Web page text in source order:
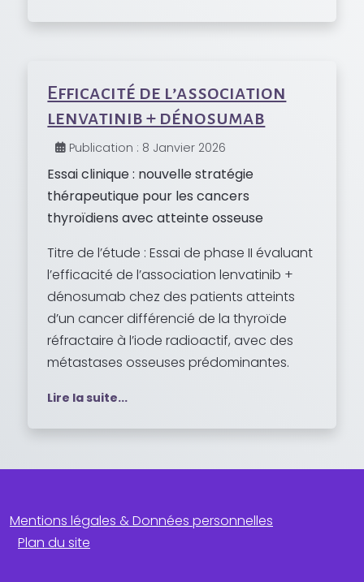
Efficacité de l’association
lenvatinib + dénosumab
Publication : 8 Janvier 2026
Essai clinique : nouvelle stratégie
thérapeutique pour les cancers
thyroïdiens avec atteinte osseuse
Titre de l’étude : Essai de phase II évaluant
l’efficacité de l’association lenvatinib +
dénosumab chez des patients atteints
d’un cancer différencié de la thyroïde
réfractaire à l’iode radioactif, avec des
métastases osseuses prédominantes.
Lire la suite...
Mentions légales & Données personnelles
Plan du site